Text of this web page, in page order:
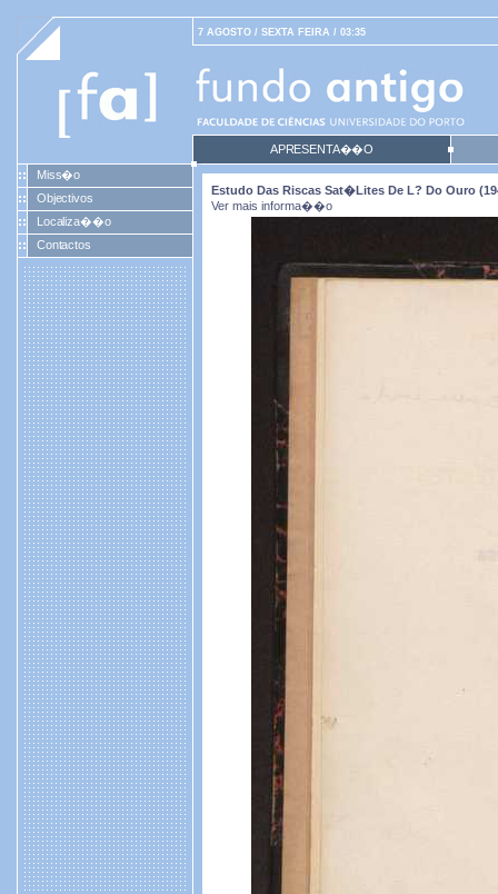
7 AGOSTO / SEXTA FEIRA / 03:35
APRESENTA��O
Miss�o
Objectivos
Localiza��o
Contactos
Estudo Das Riscas Sat�lites De L? Do Ouro
Ver mais informa��o